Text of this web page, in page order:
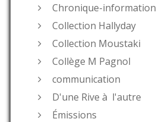
Chronique-information
Collection Hallyday
Collection Moustaki
Collège M Pagnol
communication
D'une Rive à l'autre
Émissions